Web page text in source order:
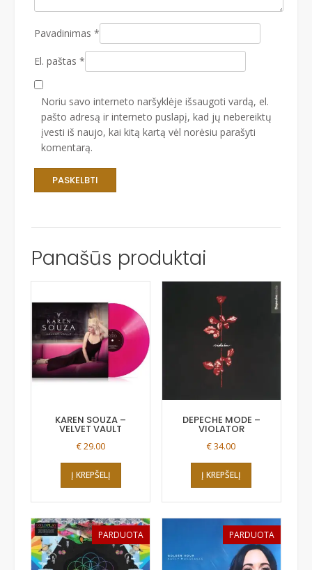
Pavadinimas *
El. paštas *
Noriu savo interneto naršyklėje išsaugoti vardą, el.
pašto adresą ir interneto puslapį, kad jų nebereiktų
įvesti iš naujo, kai kitą kartą vėl norėsiu parašyti
komentarą.
Panašūs produktai
KAREN SOUZA –
VELVET VAULT
€29.00
Į KREPŠELĮ
DEPECHE MODE –
VIOLATOR
€34.00
Į KREPŠELĮ
PARDUOTA PARDUOTA